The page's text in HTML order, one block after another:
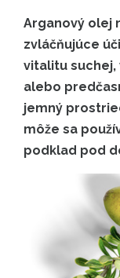
Arganový olej
zvláčňujúce
vitalitu suchej,
alebo
jemný
môže sa
podklad pod